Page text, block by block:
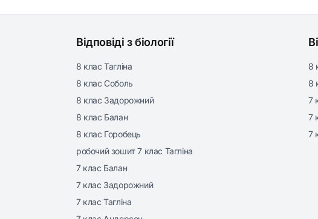
Відповіді з біології
8 клас Тагліна
8 клас Соболь
8 клас Задорожний
8 клас Балан
8 клас Горобець
робочий зошит 7 клас Тагліна
7 клас Балан
7 клас Задорожний
7 клас Тагліна
8
8
7
7
7